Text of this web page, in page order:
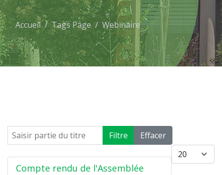
Accueil Tags Page Webinaire
Saisir partie du titre Filtre Effacer
Afficher #
Compte rendu de l'Assemblée